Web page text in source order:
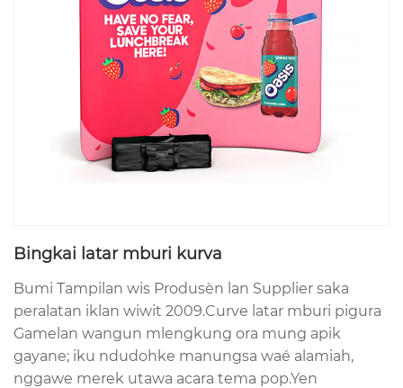
Bingkai latar mburi kurva
Bumi Tampilan wis Produsèn lan Supplier saka
peralatan iklan wiwit 2009.Curve latar mburi pigura
Gamelan wangun mlengkung ora mung apik
gayane; iku ndudohke manungsa waé alamiah,
nggawe merek utawa acara tema pop.Yen